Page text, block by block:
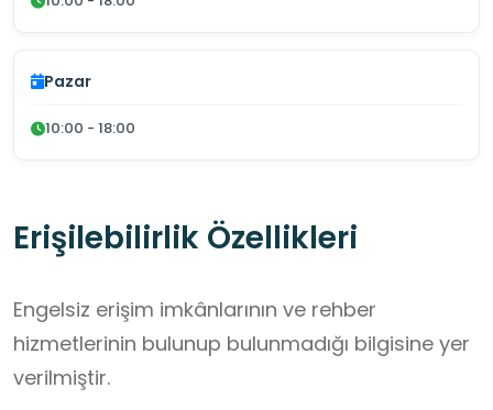
Pazar
10:00 - 18:00
Erişilebilirlik Özellikleri
Engelsiz erişim imkânlarının ve rehber
hizmetlerinin bulunup bulunmadığı bilgisine yer
verilmiştir.